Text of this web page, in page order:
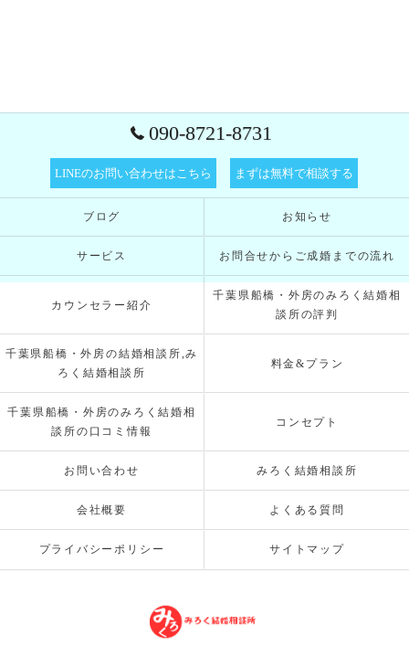
090-8721-8731
LINEのお問い合わせはこちら まずは無料で相談する
ブログ お知らせ
サービス お問合せからご成婚までの流れ
カウンセラー紹介
千葉県船橋・外房のみろく結婚相
談所の評判
千葉県船橋・外房の結婚相談所,み
ろく結婚相談所
料金&プラン
千葉県船橋・外房のみろく結婚相
談所の口コミ情報
コンセプト
お問い合わせ みろく結婚相談所
会社概要 よくある質問
プライバシーポリシー サイトマップ